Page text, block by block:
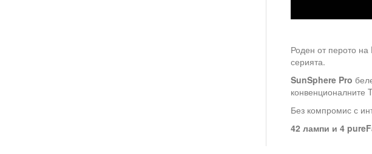
Роден от перото
серията.
SunSphere Pro
конвенционалните
Без компромис с
42 лампи и 4